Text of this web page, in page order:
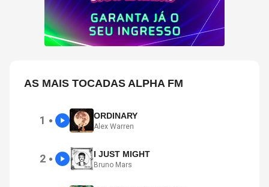
AS MAIS TOCADAS ALPHA FM
1 ● ORDINARY
Alex Warren
2 ● I JUST MIGHT
Bruno Mars